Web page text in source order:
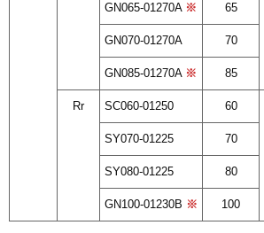
GN065-01270A ※ 65
GN070-01270A 70
GN085-01270A ※ 85
Rr SC060-01250 60
SY070-01225 70
SY080-01225 80
GN100-01230B ※ 100